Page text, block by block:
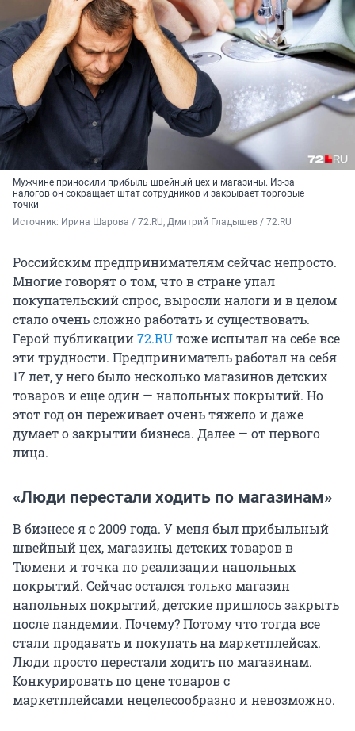
Мужчине приносили прибыль швейный цех и магазины. Из-за
налогов он сокращает штат сотрудников и закрывает торговые
точки
Источник: Ирина Шарова / 72.RU, Дмитрий Гладышев / 72.RU
Российским предпринимателям сейчас непросто.
Многие говорят о том, что в стране упал
покупательский спрос, выросли налоги и в целом
стало очень сложно работать и существовать.
Герой публикации72.RUтоже испытал на себе все
эти трудности. Предприниматель работал на себя
17 лет, у него было несколько магазинов детских
товаров и еще один — напольных покрытий. Но
этот год он переживает очень тяжело и даже
думает о закрытии бизнеса. Далее — от первого
лица.
«Люди перестали ходить по магазинам»
В бизнесе я с 2009 года. У меня был прибыльный
швейный цех, магазины детских товаров в
Тюмени и точка по реализации напольных
покрытий. Сейчас остался только магазин
напольных покрытий, детские пришлось закрыть
после пандемии. Почему? Потому что тогда все
стали продавать и покупать на маркетплейсах.
Люди просто перестали ходить по магазинам.
Конкурировать по цене товаров с
маркетплейсами нецелесообразно и невозможно.